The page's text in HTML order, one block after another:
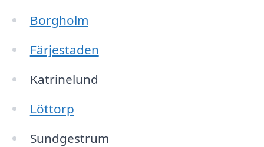
Borgholm
Färjestaden
Katrinelund
Löttorp
Sundgestrum